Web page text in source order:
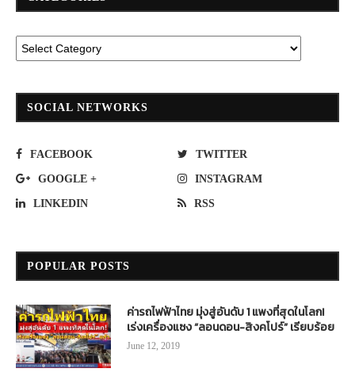
SOCIAL NETWORKS
FACEBOOK TWITTER
GOOGLE + INSTAGRAM
LINKEDIN RSS
POPULAR POSTS
ค่ารถไฟฟ้าไทย มุ่งสู่อันดับ 1 แพงที่สุดในโลก!
เร่งเครื่องแซง “ลอนดอน-สิงคโปร์” เรียบร้อย
June 12, 2019